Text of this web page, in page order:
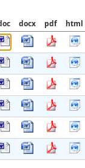
docx pdf html